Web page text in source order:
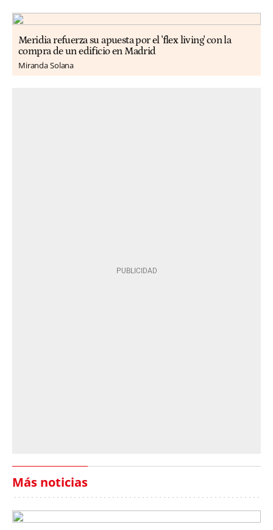
Meridia refuerza su apuesta por el 'flex living' con la
compra de un edificio en Madrid
Miranda Solana
Más noticias